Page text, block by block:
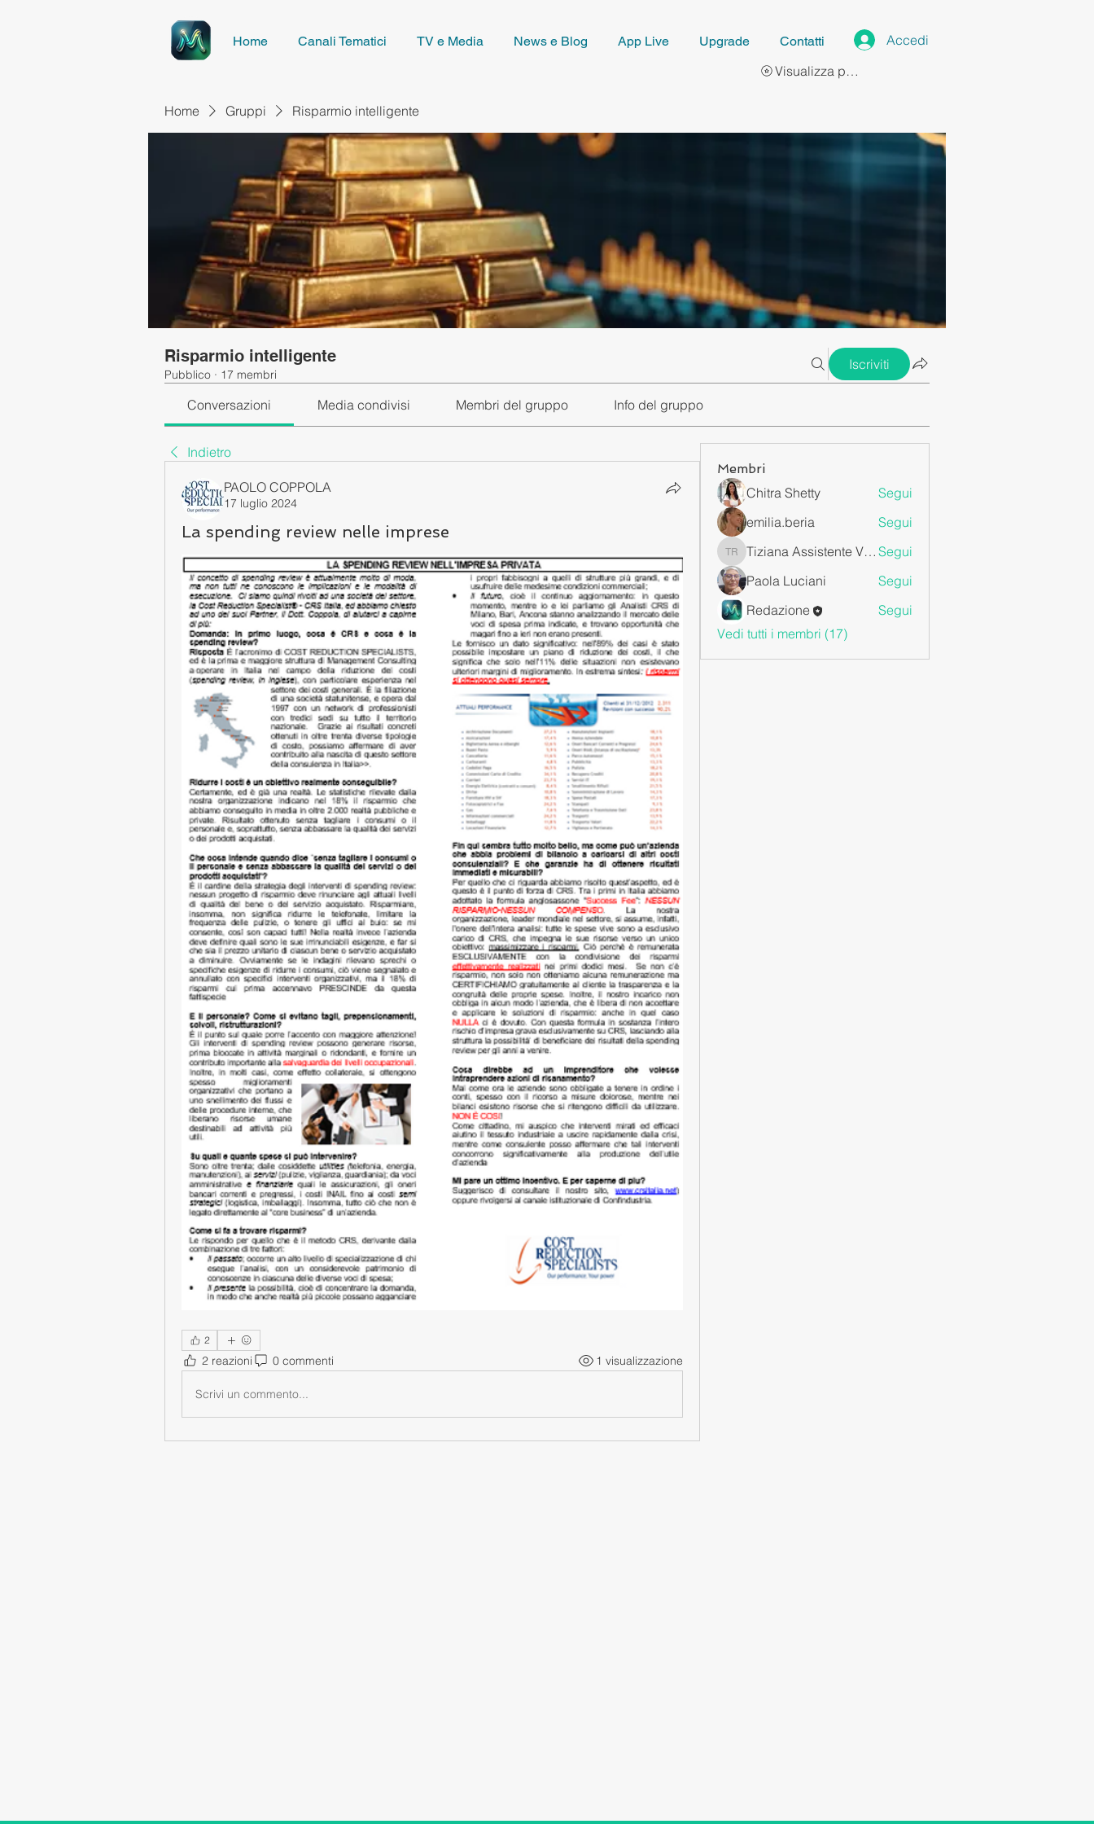
Home Canali Tematici TV e Media News e Blog App Live Upgrade Contatti
Accedi
Visualizza punti
Home Gruppi Risparmio intelligente
Risparmio intelligente
Pubblico · 17 membri
Iscriviti
Conversazioni Media condivisi Membri del gruppo Info del gruppo
Indietro
PAOLO COPPOLA
17 luglio 2024
La spending review nelle imprese
2
2 reazioni 0 commenti 1 visualizzazione
Scrivi un commento...
Membri
Chitra Shetty
Segui
emilia.beria
Segui
Tiziana Assistente Virtuale da Remoto
Tiziana Assistente Virtuale da Remoto Segui
Paola Luciani
Segui
Redazione
Segui
Vedi tutti i membri (17)